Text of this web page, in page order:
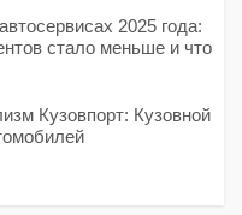
2025 года:
стало меньше и что
Кузовпорт: Кузовной